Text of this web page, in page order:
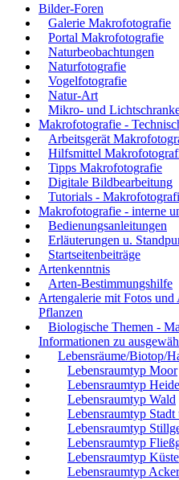
Bilder-Foren
Galerie Makrofotografie
Portal Makrofotografie
Naturbeobachtungen
Naturfotografie
Vogelfotografie
Natur-Art
Mikro- und
Makrofotografie -
Arbeitsgerät
Hilfsmittel
Tipps Makrofotografie
Digitale Bildbearbeitung
Tutorials -
Makrofotografie - interne
Bedienungsanleitungen
Erläuterungen u.
Startseitenbeiträge
Artenkenntnis
Arten-Bestimmungshilfe
Artengalerie mit Fotos
Pflanzen
Biologische Themen -
Informationen zu
Lebensräume/Biotop/
Lebensraumtyp Moor
Lebensraumtyp
Lebensraumtyp Wald
Lebensraumtyp
Lebensraumtyp
Lebensraumtyp
Lebensraumtyp Küste
Lebensraumtyp